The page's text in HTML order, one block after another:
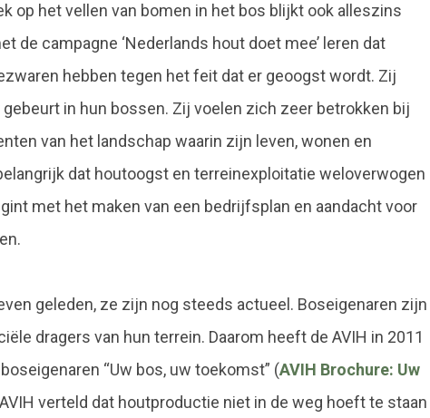
op het vellen van bomen in het bos blijkt ook alleszins
de campagne ‘Nederlands hout doet mee’ leren dat
hebben tegen het feit dat er geoogst wordt. Zij
in hun bossen. Zij voelen zich zeer betrokken bij
van het landschap waarin zijn leven, wonen en
dat houtoogst en terreinexploitatie weloverwogen
met het maken van een bedrijfsplan en aandacht voor
geleden, ze zijn nog steeds actueel. Boseigenaren zijn
dragers van hun terrein. Daarom heeft de AVIH in 2011
“Uw bos, uw toekomst” (AVIH Brochure: Uw
verteld dat houtproductie niet in de weg hoeft te staan